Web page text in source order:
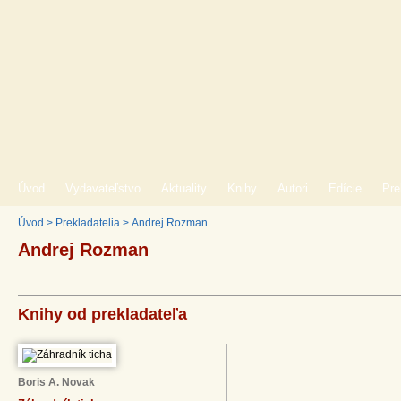
Úvod Vydavateľstvo Aktuality Knihy Autori Edície
Úvod > Prekladatelia > Andrej Rozman
Andrej Rozman
Knihy od prekladateľa
Boris A. Novak